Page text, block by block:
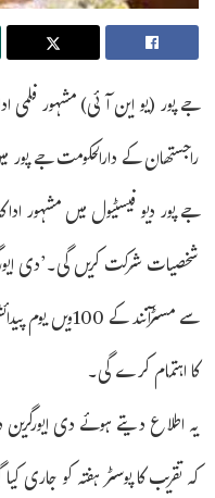
جے پور دیو فیسٹیول میں مشہور
سے مسٹرآنند
کا اہتمام کرے گی۔
یہ اطلاع دیتے ہوئے دی ایورگرین
کہ تقریب کا پوسٹر ہفتہ کو جاری